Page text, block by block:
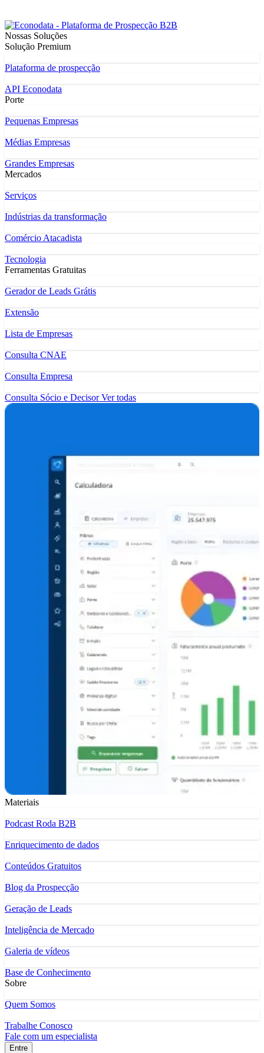
Nossas Soluções
Solução Premium
Plataforma de prospecção
API Econodata
Porte
Pequenas Empresas
Médias Empresas
Grandes Empresas
Mercados
Serviços
Indústrias da transformação
Comércio Atacadista
Tecnologia
Ferramentas Gratuitas
Gerador de Leads Grátis
Extensão
Lista de Empresas
Consulta CNAE
Consulta Empresa
Consulta Sócio e DecisorVer todas
Materiais
Podcast Roda B2B
Enriquecimento de dados
Conteúdos Gratuitos
Blog da Prospecção
Geração de Leads
Inteligência de Mercado
Galeria de vídeos
Base de Conhecimento
Sobre
Quem Somos
Trabalhe Conosco
Fale com um especialista
Entre